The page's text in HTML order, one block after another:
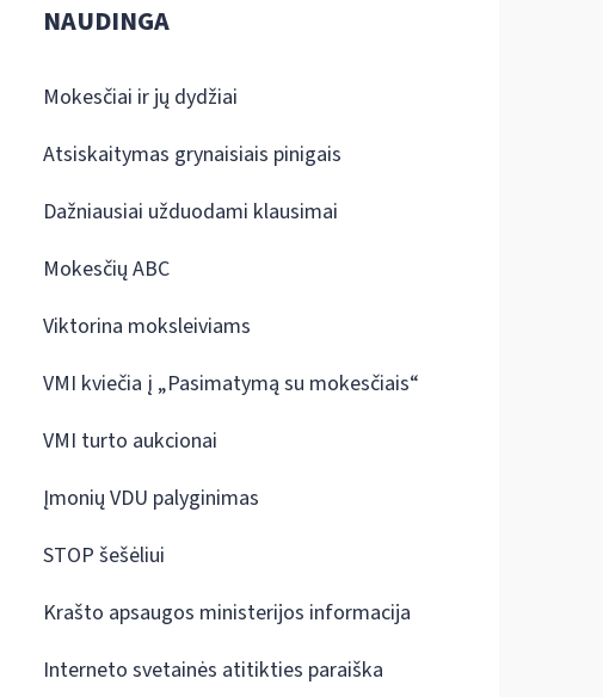
NAUDINGA
Mokesčiai ir jų dydžiai
Atsiskaitymas grynaisiais pinigais
Dažniausiai užduodami klausimai
Mokesčių ABC
Viktorina moksleiviams
VMI kviečia į „Pasimatymą su mokesčiais“
VMI turto aukcionai
Įmonių VDU palyginimas
STOP šešėliui
Krašto apsaugos ministerijos informacija
Interneto svetainės atitikties paraiška